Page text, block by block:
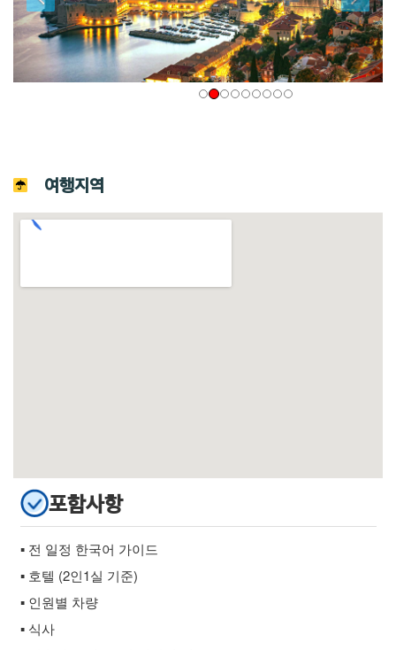
여행지역
포함사항
▪ 전 일정 한국어 가이드
▪ 호텔 (2인1실 기준)
▪ 인원별 차량
▪ 식사